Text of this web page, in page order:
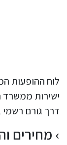
לוח ההופעות
ישירות
דרך גורם
מחירים